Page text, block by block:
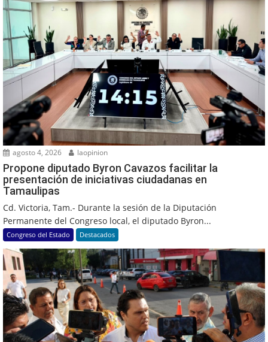
agosto 4, 2026 laopinion
Propone diputado Byron Cavazos facilitar la
presentación de iniciativas ciudadanas en
Tamaulipas
Cd. Victoria, Tam.- Durante la sesión de la Diputación
Permanente del Congreso local, el diputado Byron...
Congreso del Estado Destacados